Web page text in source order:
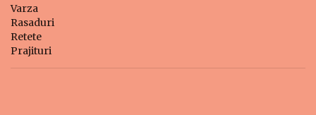
Varza
Rasaduri
Retete
Prajituri